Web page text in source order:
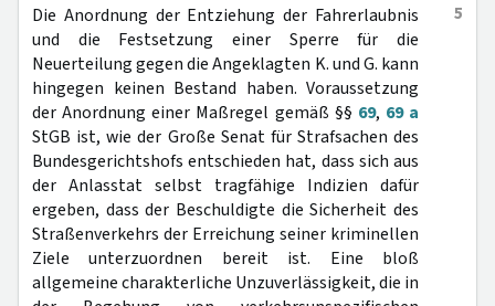
5
Die Anordnung der Entziehung der Fahrerlaubnis
und die Festsetzung einer Sperre für die
Neuerteilung gegen die Angeklagten K. und G. kann
hingegen keinen Bestand haben. Voraussetzung
der Anordnung einer Maßregel gemäß §§ 69, 69 a
StGB ist, wie der Große Senat für Strafsachen des
Bundesgerichtshofs entschieden hat, dass sich aus
der Anlasstat selbst tragfähige Indizien dafür
ergeben, dass der Beschuldigte die Sicherheit des
Straßenverkehrs der Erreichung seiner kriminellen
Ziele unterzuordnen bereit ist. Eine bloß
allgemeine charakterliche Unzuverlässigkeit, die in